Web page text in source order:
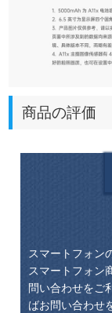
商品の評価
スマートフォン
スマートフォン
問い合わせをご
ばお問い合わせ